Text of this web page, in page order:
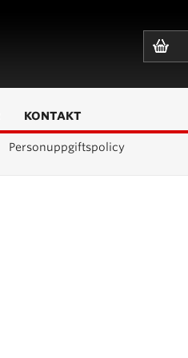
Personuppgiftspolicy
KONTAKT